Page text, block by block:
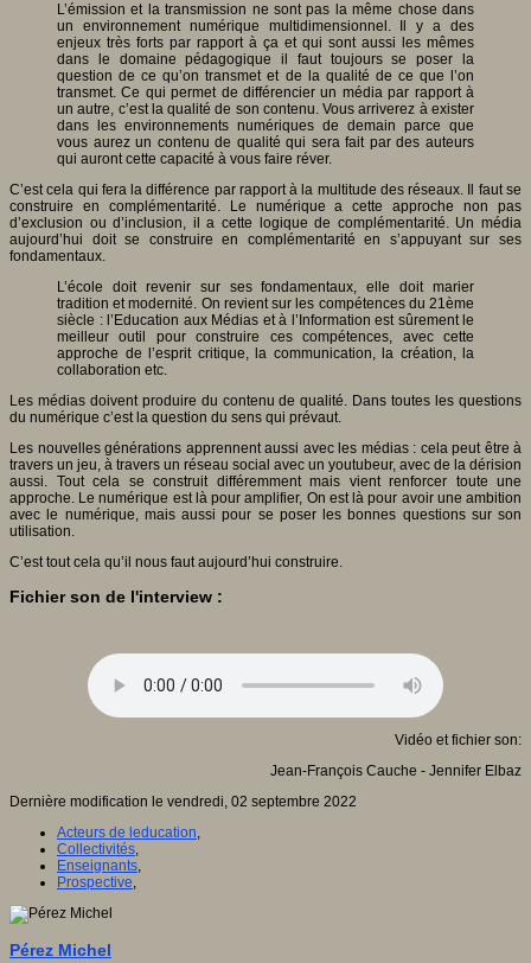
L’émission et la transmission ne sont pas la même chose dans
un environnement numérique multidimensionnel. Il y a des
enjeux très forts par rapport à ça et qui sont aussi les mêmes
dans le domaine pédagogique il faut toujours se poser la
question de ce qu’on transmet et de la qualité de ce que l’on
transmet. Ce qui permet de différencier un média par rapport à
un autre, c’est la qualité de son contenu. Vous arriverez à exister
dans les environnements numériques de demain parce que
vous aurez un contenu de qualité qui sera fait par des auteurs
qui auront cette capacité à vous faire réver.
C’est cela qui fera la différence par rapport à la multitude des réseaux. Il faut se
construire en complémentarité. Le numérique a cette approche non pas
d’exclusion ou d’inclusion, il a cette logique de complémentarité. Un média
aujourd’hui doit se construire en complémentarité en s’appuyant sur ses
fondamentaux.
L’école doit revenir sur ses fondamentaux, elle doit marier
tradition et modernité. On revient sur les compétences du 21ème
siècle : l’Education aux Médias et à l’Information est sûrement le
meilleur outil pour construire ces compétences, avec cette
approche de l’esprit critique, la communication, la création, la
collaboration etc.
Les médias doivent produire du contenu de qualité. Dans toutes les questions
du numérique c’est la question du sens qui prévaut.
Les nouvelles générations apprennent aussi avec les médias : cela peut être à
travers un jeu, à travers un réseau social avec un youtubeur, avec de la dérision
aussi. Tout cela se construit différemment mais vient renforcer toute une
approche. Le numérique est là pour amplifier, On est là pour avoir une ambition
avec le numérique, mais aussi pour se poser les bonnes questions sur son
utilisation.
C’est tout cela qu’il nous faut aujourd’hui construire.
Fichier son de l'interview :
Vidéo et fichier son:
Jean-François Cauche - Jennifer Elbaz
Dernière modification le vendredi, 02 septembre 2022
Acteurs de leducation,
Collectivités,
Enseignants,
Prospective,
Pérez Michel